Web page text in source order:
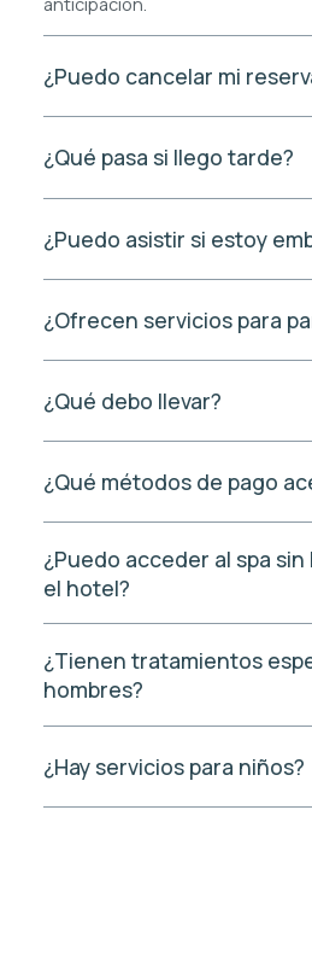
¿Puedo cancelar mi
¿Qué pasa si llego tarde?
¿Puedo asistir si estoy
¿Ofrecen servicios para
¿Qué debo llevar?
¿Qué métodos de pago
¿Puedo acceder al spa
el hotel?
¿Tienen tratamientos
hombres?
¿Hay servicios para niños?